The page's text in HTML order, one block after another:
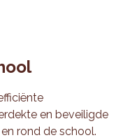
en beveiligde
rond de school.